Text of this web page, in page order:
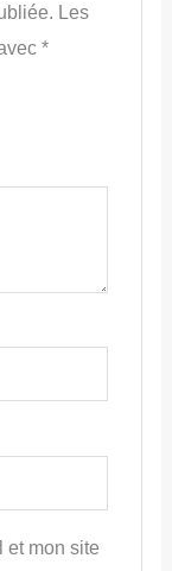
Les
*
et mon site